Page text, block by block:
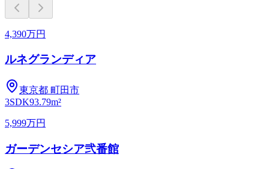
4,390万円
ルネグランディア
東京都 町田市
3SDK93.79m²
5,999万円
ガーデンセシア弐番館